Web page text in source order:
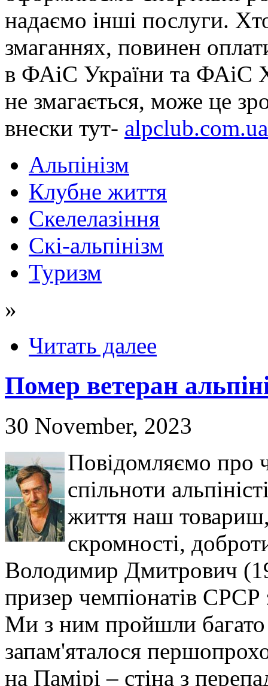
надаємо інші послуги.
змаганнях, повинен
в ФАіС України та ФАіС
не змагається, може це
внески тут-
Альпінізм
Клубне життя
Скелелазіння
Скі-альпінізм
Туризм
»
Читать далее
Помер ветеран
30 November, 2023
Повідомляємо про
спільноти
життя наш
скромності,
Володимир Дмитрович
призер чемпіонатів СРСР
Ми з ним пройшли
запам'яталося
на Памірі – стіна з